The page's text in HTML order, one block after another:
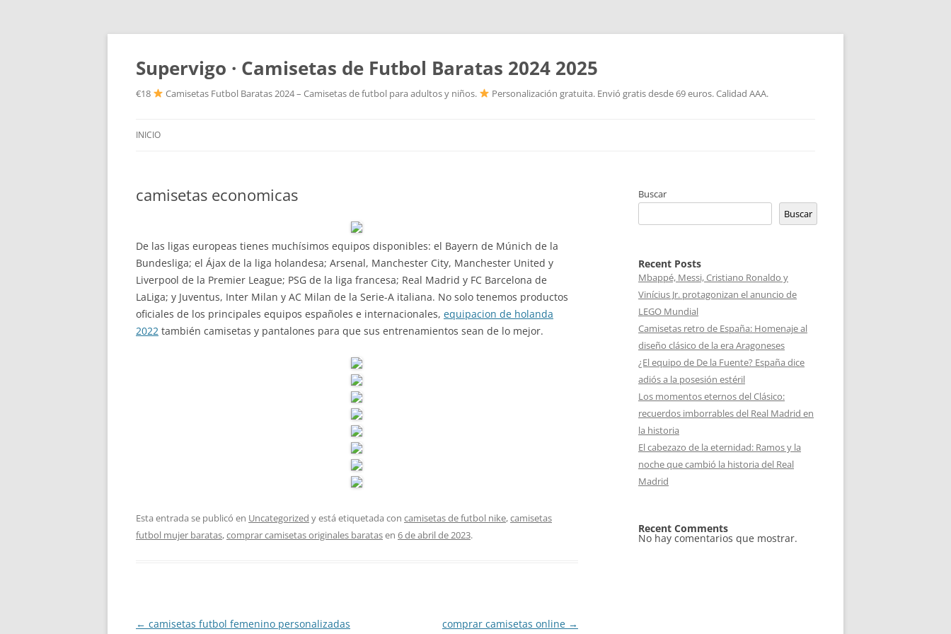
Supervigo · Camisetas de Futbol Baratas 2024 2025
€18 Camisetas Futbol Baratas 2024 – Camisetas de futbol para adultos y niños. Personalización gratuita. Envió gratis desde 69 euros. Calidad AAA.
INICIO
camisetas economicas
De las ligas europeas tienes muchísimos equipos disponibles: el Bayern de Múnich de la
Bundesliga; el Ájax de la liga holandesa; Arsenal, Manchester City, Manchester United y
Liverpool de la Premier League; PSG de la liga francesa; Real Madrid y FC Barcelona de
LaLiga; y Juventus, Inter Milan y AC Milan de la Serie-A italiana. No solo tenemos productos
oficiales de los principales equipos españoles e internacionales, equipacion de holanda
2022 también camisetas y pantalones para que sus entrenamientos sean de lo mejor.
Esta entrada se publicó en Uncategorized y está etiquetada con camisetas de futbol nike,camisetas
futbol mujer baratas,comprar camisetas originales baratasen 6 de abril de 2023.
Navegación
← camisetas futbol femenino personalizadas comprar camisetas online →
Buscar
Buscar
Recent Posts
Mbappé, Messi, Cristiano Ronaldo y
Vinícius Jr. protagonizan el anuncio de
LEGO Mundial
Camisetas retro de España: Homenaje al
diseño clásico de la era Aragoneses
¿El equipo de De la Fuente? España dice
adiós a la posesión estéril
Los momentos eternos del Clásico:
recuerdos imborrables del Real Madrid en
la historia
El cabezazo de la eternidad: Ramos y la
noche que cambió la historia del Real
Madrid
Recent Comments
No hay comentarios que mostrar.